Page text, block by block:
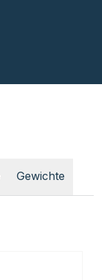
Gewichte